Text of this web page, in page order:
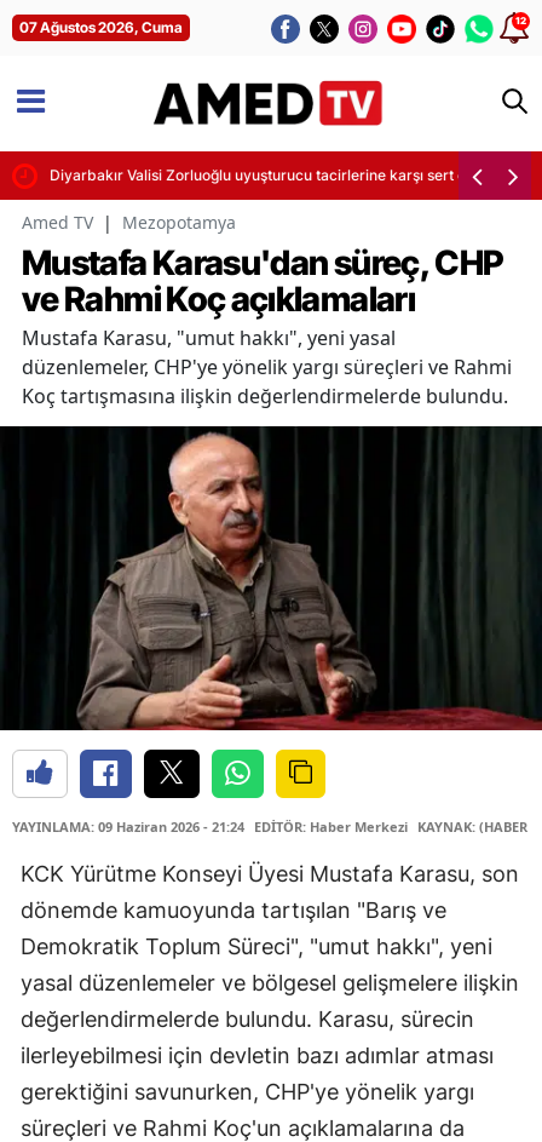
07 Ağustos 2026, Cuma 12
Diyarbakır Valisi Zorluoğlu uyuşturucu tacirlerine karşı sert önlemler
Amed TV | Mezopotamya
Mustafa Karasu'dan süreç, CHP
ve Rahmi Koç açıklamaları
Mustafa Karasu, "umut hakkı", yeni yasal
düzenlemeler, CHP'ye yönelik yargı süreçleri ve Rahmi
Koç tartışmasına ilişkin değerlendirmelerde bulundu.
YAYINLAMA: 09 Haziran 2026 - 21:24 EDİTÖR: Haber Merkezi KAYNAK: (HABER
KCK Yürütme Konseyi Üyesi Mustafa Karasu, son
dönemde kamuoyunda tartışılan "Barış ve
Demokratik Toplum Süreci", "umut hakkı", yeni
yasal düzenlemeler ve bölgesel gelişmelere ilişkin
değerlendirmelerde bulundu. Karasu, sürecin
ilerleyebilmesi için devletin bazı adımlar atması
gerektiğini savunurken, CHP'ye yönelik yargı
süreçleri ve Rahmi Koç'un açıklamalarına da